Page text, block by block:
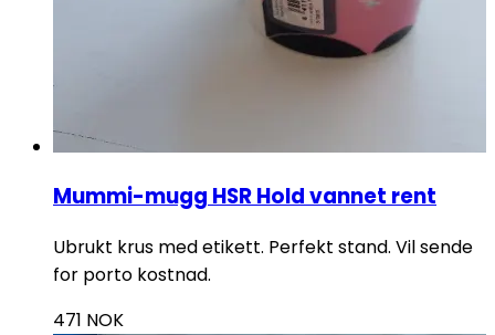
Mummi-mugg HSR Hold vannet rent
Ubrukt krus med etikett. Perfekt stand. Vil sende
for porto kostnad.
471 NOK